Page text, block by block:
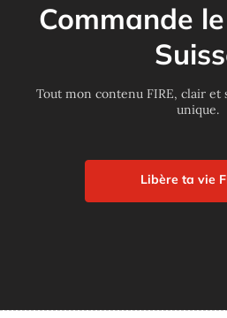
Commande
Tout mon contenu FIRE, clair et
unique.
Libère ta vie